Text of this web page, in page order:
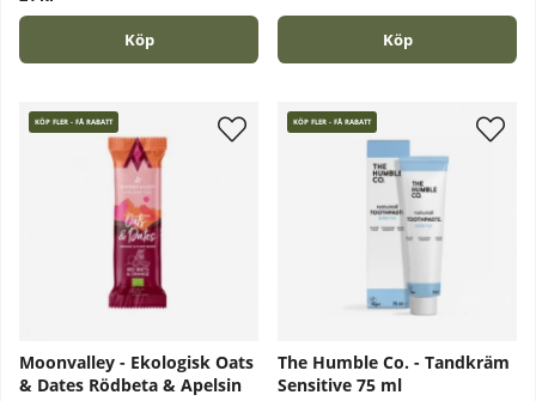
Köp Köp
KÖP FLER - FÅ RABATT
Moonvalley - Ekologisk Oats
& Dates Rödbeta & Apelsin
KÖP FLER - FÅ RABATT
The Humble Co. - Tandkräm
Sensitive 75 ml